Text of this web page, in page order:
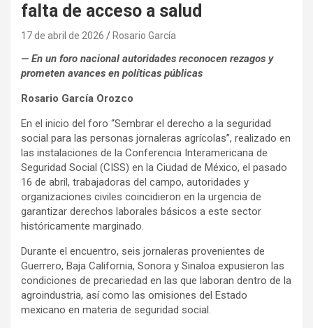
falta de acceso a salud
17 de abril de 2026 Rosario García
— En un foro nacional autoridades reconocen rezagos y
prometen avances en políticas públicas
Rosario García Orozco
En el inicio del foro “Sembrar el derecho a la seguridad
social para las personas jornaleras agrícolas”, realizado en
las instalaciones de la Conferencia Interamericana de
Seguridad Social (CISS) en la Ciudad de México, el pasado
16 de abril, trabajadoras del campo, autoridades y
organizaciones civiles coincidieron en la urgencia de
garantizar derechos laborales básicos a este sector
históricamente marginado.
Durante el encuentro, seis jornaleras provenientes de
Guerrero, Baja California, Sonora y Sinaloa expusieron las
condiciones de precariedad en las que laboran dentro de la
agroindustria, así como las omisiones del Estado
mexicano en materia de seguridad social.